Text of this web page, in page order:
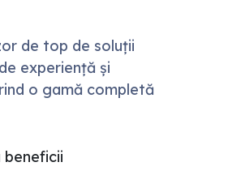
de top de soluții
experiență și
o gamă completă